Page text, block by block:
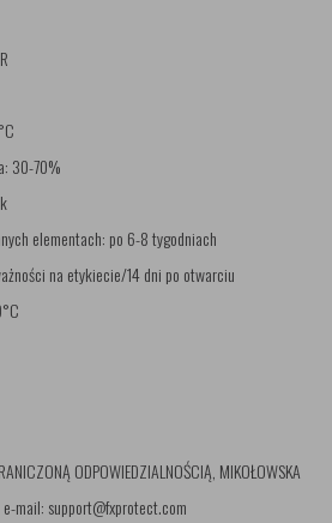
30-70%
elementach: po 6-8 tygodniach
na etykiecie/14 dni po otwarciu
ODPOWIEDZIALNOŚCIĄ, MIKOŁOWSKA
mail: support@fxprotect.com